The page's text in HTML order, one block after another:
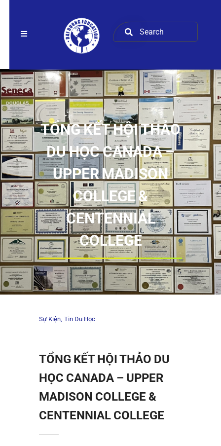
TỔNG KẾT HỘI THẢO
DU HỌC CANADA –
UPPER MADISON
COLLEGE &
CENTENNIAL
COLLEGE
Sự Kiện Tin Du Học
TỔNG KẾT HỘI THẢO DU
HỌC CANADA – UPPER
MADISON COLLEGE &
CENTENNIAL COLLEGE